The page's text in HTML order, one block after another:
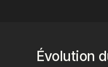
Évolution